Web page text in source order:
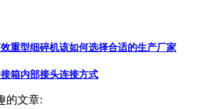
重型细碎机该如何选择合适的生产厂家
箱内部接头连接方式
的文章: